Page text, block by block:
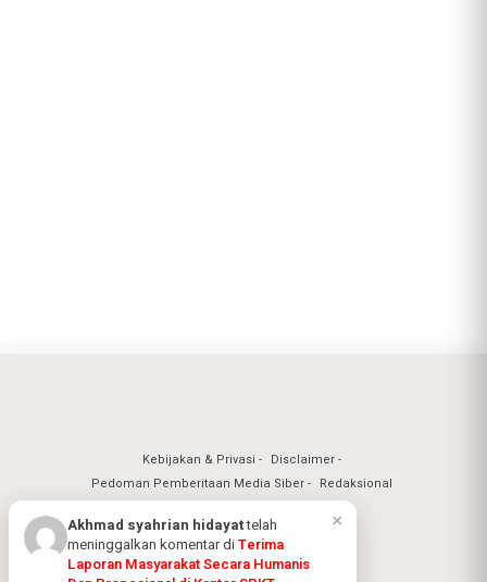
Kebijakan & Privasi
Disclaimer
Pedoman Pemberitaan Media Siber
Redaksional
Nuansa Realita Jaya 2026